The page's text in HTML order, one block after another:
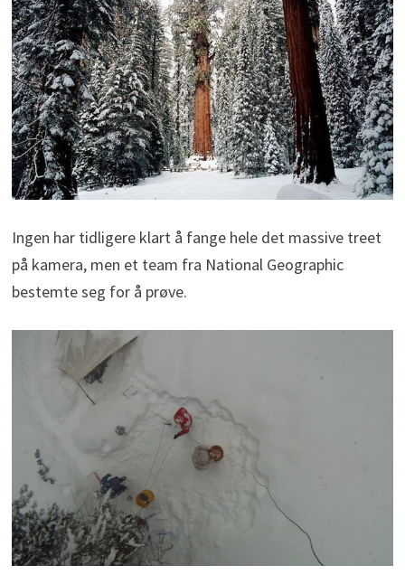
Ingen har tidligere klart å fange hele det massive treet
på kamera, men et team fra National Geographic
bestemte seg for å prøve.